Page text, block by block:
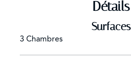
Détails
Surfaces
3 Chambres